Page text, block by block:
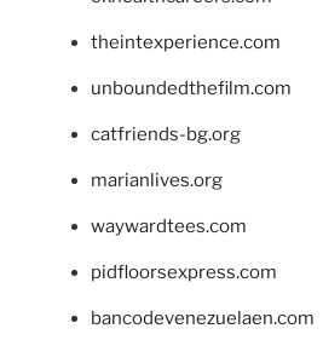
theintexperience.com
unboundedthefilm.com
catfriends-bg.org
marianlives.org
waywardtees.com
pidfloorsexpress.com
bancodevenezuelaen.com